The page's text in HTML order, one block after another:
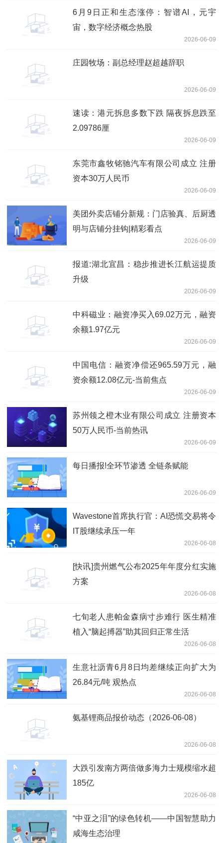
6月9日正和生态涨停：智谱AI，元宇
宙，数字经济概念热股
2026-06-09
庄园牧场：副总经理赵超越辞职
2026-06-09
速读：港元拆息多数下跌 隔夜拆息跌至
2.09786厘
2026-06-09
东莞市鑫牧铭驰汽车有限公司成立 注册
资本30万人民币
2026-06-09
美团外卖店铺分新规：门店验真、后厨透
明与店铺分挂钩|精彩看点
2026-06-09
报道:湖北宜昌：稳步推进长江航运提质
升级
2026-06-09
中科磁业：融资净买入69.02万元，融资
余额1.97亿元
2026-06-09
中国电信：融资净偿还965.59万元，融
资余额12.08亿元-当前焦点
2026-06-09
苏州领之橙木业有限公司成立 注册资本
50万人民币-当前热讯
2026-06-09
每日播报!全环节渗透 全链条赋能
2026-06-09
Wavestone首席执行官：AI恐慌交易将令
IT股继续承压一年
2026-06-08
[快讯]贵州燃气公布2025年年度分红实施
方案
2026-06-08
七旬老人患帕金森病寸步难行 医生精准
植入“脑起搏器”助其回归正常生活
2026-06-08
生意社沥青6月8日均差继续正向扩大为
26.84元/吨 观热点
2026-06-08
氨基锂商品报价动态（2026-06-08）
2026-06-08
大跌引发南方两倍做多海力士规模缩水超
185亿
2026-06-08
“中亚之泪”的绿色转机——中国智慧助力
咸海生态治理